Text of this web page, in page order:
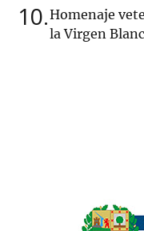
10 Homenaje
la Virgen